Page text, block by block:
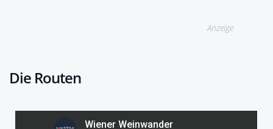
Anzeige
Die Routen